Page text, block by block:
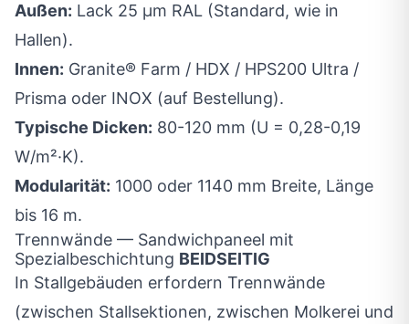
Außen: Lack 25 µm RAL (Standard, wie in
Hallen).
Innen: Granite® Farm / HDX / HPS200 Ultra /
Prisma oder INOX (auf Bestellung).
Typische Dicken: 80-120 mm (U = 0,28-0,19
W/m²·K).
Modularität: 1000 oder 1140 mm Breite, Länge
bis 16 m.
Trennwände — Sandwichpaneel mit
Spezialbeschichtung BEIDSEITIG
In Stallgebäuden erfordern Trennwände
(zwischen Stallsektionen, zwischen Molkerei und